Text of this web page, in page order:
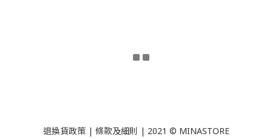
退換貨政策| 條款及細則 | 2021 © MINASTORE